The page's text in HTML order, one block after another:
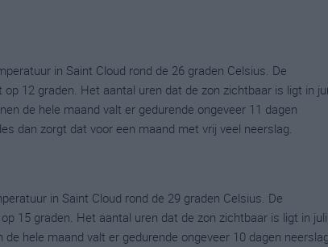
in Saint Cloud rond de 26 graden Celsius. De
12 graden. Het aantal uren dat de zon zichtbaar is ligt in
de hele maand valt er gedurende ongeveer 11 dagen
dan zorgt dat voor een maand met vrij veel neerslag.
in Saint Cloud rond de 29 graden Celsius. De
15 graden. Het aantal uren dat de zon zichtbaar is ligt in
hele maand valt er gedurende ongeveer 10 dagen